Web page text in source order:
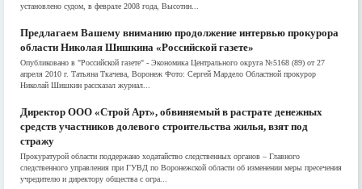
установлено судом, в феврале 2008 года, Высотин...
Предлагаем Вашему вниманию продолжение интервью прокурора
области Николая Шишкина «Российской газете»
Опубликовано в "Российской газете" - Экономика Центрального округа №5168 (89) от 27
апреля 2010 г. Татьяна Ткачева, Воронеж Фото: Сергей Мардело Областной прокурор
Николай Шишкин рассказал журнал...
Директор ООО «Строй Арт», обвиняемый в растрате денежных
средств участников долевого строительства жилья, взят под
стражу
Прокуратурой области поддержано ходатайство следственных органов – Главного
следственного управления при ГУВД по Воронежской области об изменении меры пресечения
учредителю и директору общества с огра...